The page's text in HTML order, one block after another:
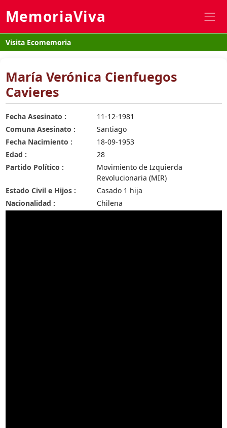
MemoriaViva
Visita Ecomemoria
María Verónica Cienfuegos
Cavieres
Fecha Asesinato :
11-12-1981
Comuna Asesinato :
Santiago
Fecha Nacimiento :
18-09-1953
Edad :
28
Partido Político :
Movimiento de Izquierda
Revolucionaria (MIR)
Estado Civil e Hijos :
Casado 1 hija
Nacionalidad :
Chilena